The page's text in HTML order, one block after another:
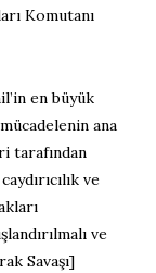
Komutanı
en büyük
ana
tarafından
ve
ve
Savaşı]